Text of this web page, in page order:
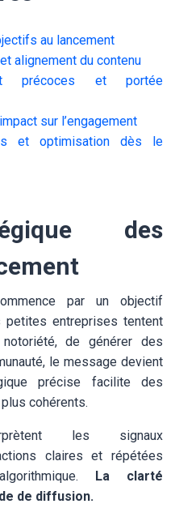
au lancement
alignement du contenu
précoces et portée
sur l’engagement
et optimisation dès le
des
par un objectif
petites entreprises tentent
notoriété, de générer des
le message devient
précise facilite des
cohérents.
les signaux
claires et répétées
La clarté
de diffusion.